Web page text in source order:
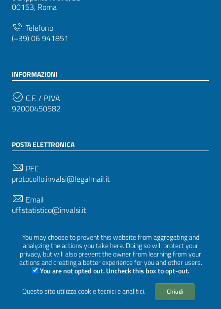
You may choose to prevent this website from aggregating and
analyzing the actions you take here. Doing so will protect your
privacy, but will also prevent the owner from learning from your
actions and creating a better experience for you and other users.
You are not opted out. Uncheck this box to opt-out.
Questo sito utilizza cookie tecnici e analitici.
Chiudi
00153, Roma
Telefono
(+39) 06 941851
INFORMAZIONI
C.F. / P.IVA
92000450582
POSTA ELETTRONICA
PEC
protocollo.invalsi@legalmail.it
Email
uff.statistico@invalsi.it
restituzione.dati@invalsi.it
SEGUICI SU